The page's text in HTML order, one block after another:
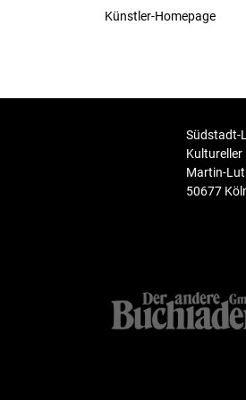
Künstler-Homepage
Südstadt-
Kultureller
Martin-
50677